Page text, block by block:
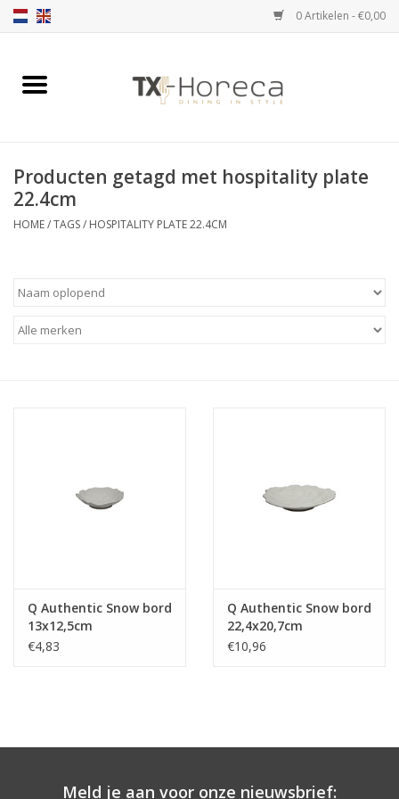
0 Artikelen - €0,00
Home
Catalogi
Merken
Contact
Producten getagd met hospitality plate
22.4cm
HOME/TAGS/ HOSPITALITY PLATE 22.4CM
Q Authentic Snow bord
13x12,5cm
€4,83
Q Authentic Snow bord
22,4x20,7cm
€10,96
Meld je aan voor onze nieuwsbrief: